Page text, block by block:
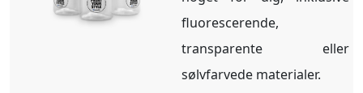
fluorescerende,
transparente eller
sølvfarvede materialer.